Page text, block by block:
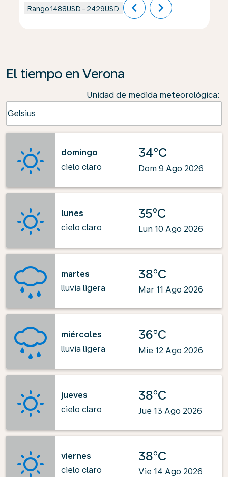
Rango1488USD - 2429USD chevron_left chevron_right
El tiempo en Verona
Unidad de medida meteorológica:
Celsius
keyboard_arrow_down
domingo
cielo claro
34°C
Dom 9 Ago 2026
lunes
cielo claro
35°C
Lun 10 Ago 2026
martes
lluvia ligera
38°C
Mar 11 Ago 2026
miércoles
lluvia ligera
36°C
Mie 12 Ago 2026
jueves
cielo claro
38°C
Jue 13 Ago 2026
viernes
cielo claro
38°C
Vie 14 Ago 2026